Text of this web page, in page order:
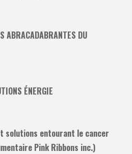
ABRACADABRANTES DU
ÉNERGIE
solutions entourant le cancer
Pink Ribbons inc.)